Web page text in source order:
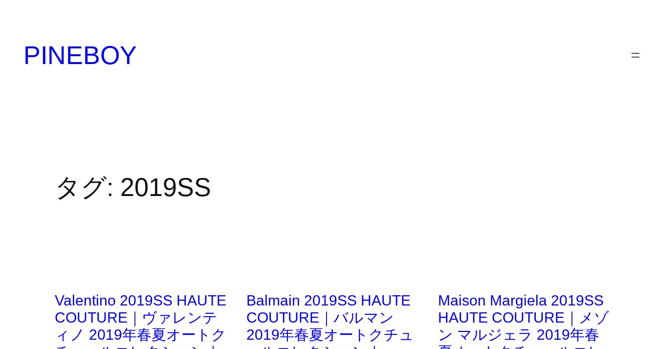
PINEBOY
タグ: 2019SS
Valentino 2019SS HAUTE
COUTURE｜ヴァレンテ
ィノ 2019年春夏オートク
Balmain 2019SS HAUTE
COUTURE｜バルマン
2019年春夏オートクチュ
Maison Margiela 2019SS
HAUTE COUTURE｜メゾ
ン マルジェラ 2019年春